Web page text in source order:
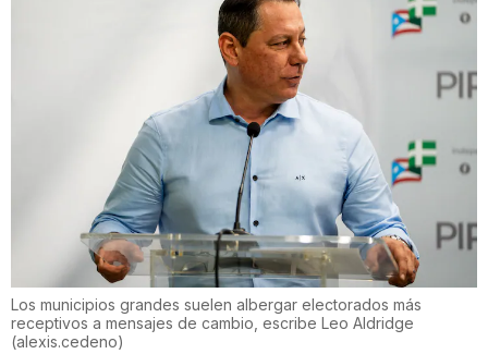
Los municipios grandes suelen albergar electorados más
receptivos a mensajes de cambio, escribe Leo Aldridge
(alexis.cedeno)